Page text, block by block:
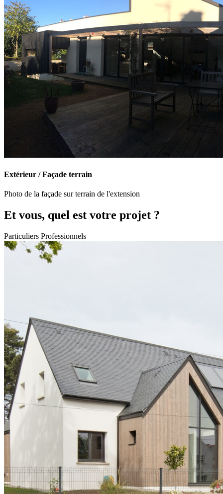
Extérieur / Façade terrain
Photo de la façade sur terrain de l'extension
Et vous, quel est votre projet ?
Particuliers Professionnels